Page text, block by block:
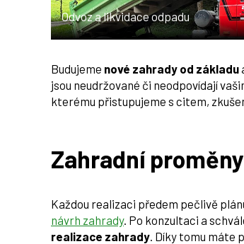
Odvoz a likvidace odpadu
Budujeme nové zahrady od základu
jsou neudržované či neodpovídají
kterému přistupujeme s citem,
Zahradní
Každou realizaci předem pečlivě
návrh zahrady. Po konzultaci a
realizace zahrady. Díky tomu máte